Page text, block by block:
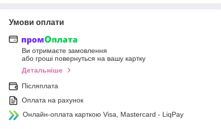
Умови оплати
Ви отримаєте замовлення
або гроші повернуться на вашу картку
Детальніше
Післяплата
Оплата на рахунок
Онлайн-оплата карткою Visa, Mastercard - LiqPay